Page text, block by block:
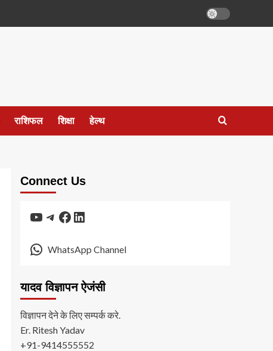
राशिफल शिक्षा हेल्थ
Connect Us
YouTube
Telegram
Facebook
LinkedIn
WhatsApp Channel
यादव विज्ञापन ऐजंसी
विज्ञापन देने के लिए सम्पर्क करे.
Er. Ritesh Yadav
+91-9414555552